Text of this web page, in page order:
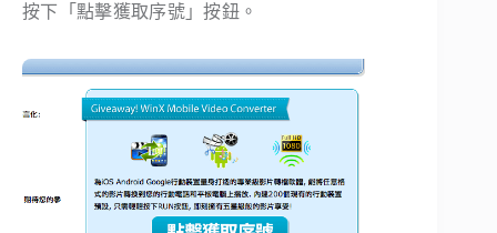
按下「點擊獲取序號」按鈕。